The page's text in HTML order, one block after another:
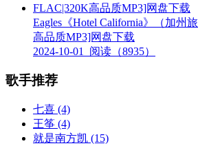
Eagles《Hotel California》（加州
高品质MP3]网盘下载
2024-10-01
阅读（8935）
歌手推荐
七喜 (4)
王筝 (4)
就是南方凯 (15)